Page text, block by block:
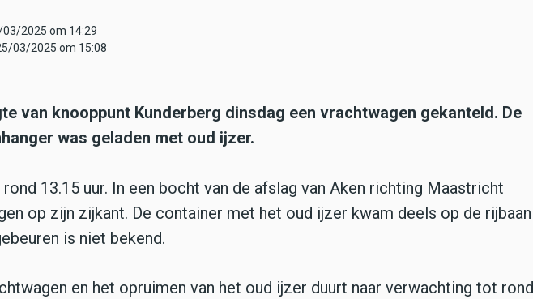
2025 om 14:29
03/2025 om 15:08
van knooppunt Kunderberg dinsdag een vrachtwagen gekanteld. De
was geladen met oud ijzer.
13.15 uur. In een bocht van de afslag van Aken richting Maastricht
op zijn zijkant. De container met het oud ijzer kwam deels op de rijbaan
is niet bekend.
en het opruimen van het oud ijzer duurt naar verwachting tot rond